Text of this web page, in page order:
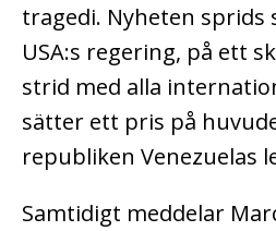
tragedi. Nyheten sprids
USA:s regering, på ett
strid med alla
sätter ett pris på
republiken Venezuelas
Samtidigt meddelar